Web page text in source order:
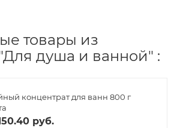
товары из
душа и ванной" :
концентрат для ванн 800 г
руб.